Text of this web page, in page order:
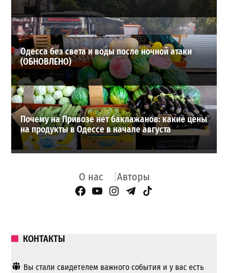
Одесса без света и воды после ночной атаки
(ОБНОВЛЕНО)
Почему на Привозе нет баклажанов: какие цены
на продукты в Одессе в начале августа
О нас Авторы
Facebook Page
YouTube
Instagram
Telegram
TikTok
КОНТАКТЫ
Вы стали свидетелем важного события и у вас есть